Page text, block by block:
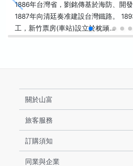
1886年台灣省，劉銘傳基於海防、開
1887年向清廷奏准建設台灣鐵路。
工，新竹票房(車站)設立於枕頭…
關於山富
旅客服務
訂購須知
同業與企業